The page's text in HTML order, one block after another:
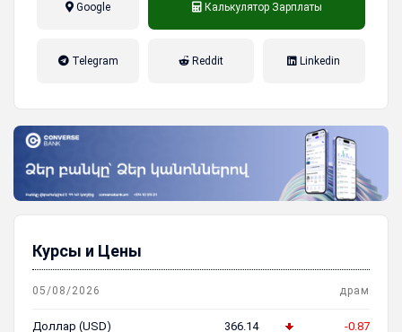
Google Калькулятор Зарплаты
Telegram Reddit Linkedin
Курсы и Цены
05/08/2026 драм
Доллар (USD) 366.14 -0.87